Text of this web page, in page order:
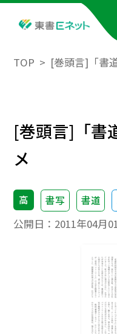
TOP [巻頭言]「書
[巻頭言]「書
メ
高 書写 書道
公開日： 2011年04月